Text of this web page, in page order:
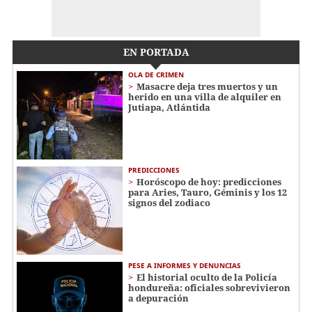
EN PORTADA
OLA DE CRIMEN
Masacre deja tres muertos y un
herido en una villa de alquiler en
Jutiapa, Atlántida
PREDICCIONES
Horóscopo de hoy: predicciones
para Aries, Tauro, Géminis y los 12
signos del zodiaco
PESE A INFORMES Y DENUNCIAS
El historial oculto de la Policía
hondureña: oficiales sobrevivieron
a depuración